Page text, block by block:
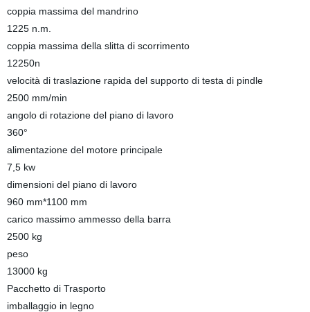
coppia massima del mandrino
1225 n.m.
coppia massima della slitta di scorrimento
12250n
velocità di traslazione rapida del supporto di testa di pindle
2500 mm/min
angolo di rotazione del piano di lavoro
360°
alimentazione del motore principale
7,5 kw
dimensioni del piano di lavoro
960 mm*1100 mm
carico massimo ammesso della barra
2500 kg
peso
13000 kg
Pacchetto di Trasporto
imballaggio in legno